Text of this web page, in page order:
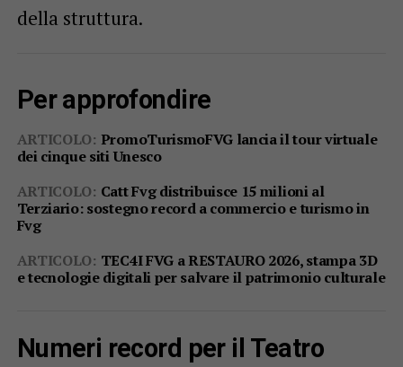
della struttura.
Per approfondire
ARTICOLO: PromoTurismoFVG lancia il tour virtuale
dei cinque siti Unesco
ARTICOLO: Catt Fvg distribuisce 15 milioni al
Terziario: sostegno record a commercio e turismo in
Fvg
ARTICOLO: TEC4I FVG a RESTAURO 2026, stampa 3D
e tecnologie digitali per salvare il patrimonio culturale
Numeri record per il Teatro